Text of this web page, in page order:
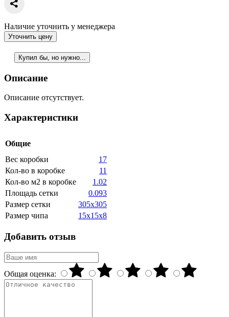
Наличие уточнить у менеджера
Уточнить цену
Купил бы, но нужно...
Описание
Описание отсутствует.
Характеристики
Общие
Вес коробки
17
Кол-во в коробке
11
Кол-во м2 в коробке
1.02
Площадь сетки
0.093
Размер сетки
305x305
Размер чипа
15x15x8
Добавить отзыв
Общая оценка: